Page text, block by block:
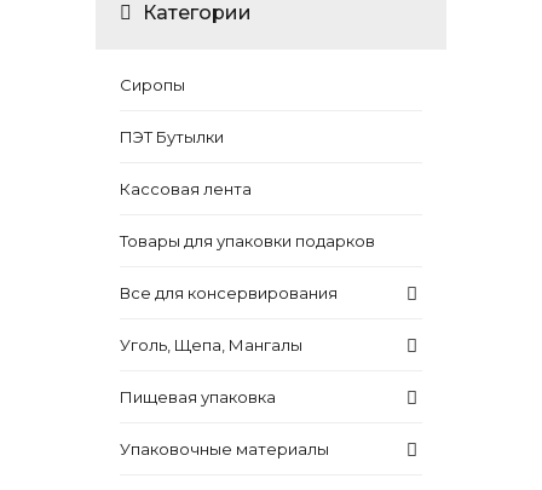
Категории
Сиропы
ПЭТ Бутылки
Кассовая лента
Товары для упаковки подарков
Все для консервирования
Уголь, Щепа, Мангалы
Пищевая упаковка
Упаковочные материалы